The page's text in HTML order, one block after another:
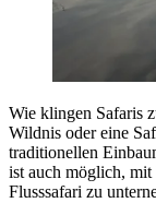
Wie klingen Safaris
Wildnis oder eine
traditionellen
ist auch möglich,
Flusssafari zu